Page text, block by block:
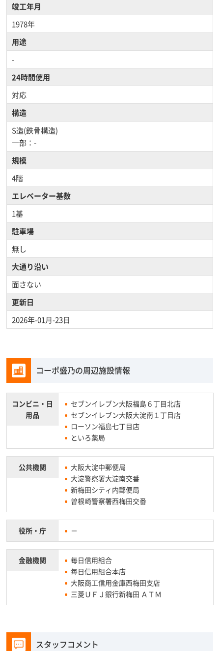
竣工年月
1978年
用途
-
24時間使用
対応
構造
S造(鉄骨構造)
一部：-
規模
4階
エレベーター基数
1基
駐車場
無し
大通り沿い
面さない
更新日
2026年-01月-23日
コーポ盛乃の周辺施設情報
コンビニ・ 日
用品
セブンイレブン大阪福島６丁目北店
セブンイレブン大阪大淀南１丁目店
ローソン福島七丁目店
といろ薬局
公共機関
大阪大淀中郵便局
大淀警察署大淀南交番
新梅田シティ内郵便局
曽根崎警察署西梅田交番
役所・庁 －
金融機関
毎日信用組合
毎日信用組合本店
大阪商工信用金庫西梅田支店
三菱ＵＦＪ銀行新梅田 ＡＴＭ
スタッフコメント